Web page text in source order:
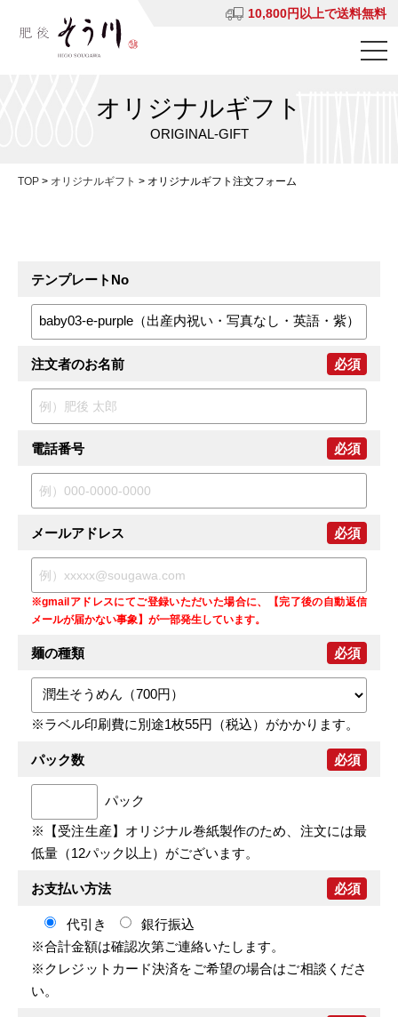
10,800円以上で送料無料
オリジナルギフト
ORIGINAL-GIFT
TOP > オリジナルギフト > オリジナルギフト注文フォーム
テンプレートNo
注文者のお名前 必須
電話番号 必須
メールアドレス 必須
※gmailアドレスにてご登録いただいた場合に、【完了後の自動返信
メールが届かない事象】が一部発生しています。
麺の種類 必須
※ラベル印刷費に別途1枚55円（税込）がかかります。
パック数 必須
パック
※【受注生産】オリジナル巻紙製作のため、注文には最
低量（12パック以上）がございます。
お支払い方法 必須
代引き
銀行振込
※合計金額は確認次第ご連絡いたします。
※クレジットカード決済をご希望の場合はご相談くださ
い。